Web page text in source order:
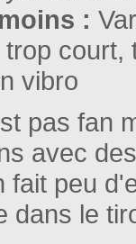
:
trop court,
vibro
pas fan
avec
fait peu
dans le